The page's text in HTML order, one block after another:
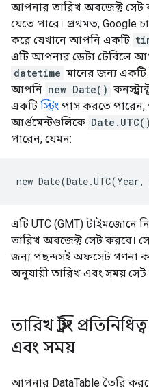
আপনার তারিখ অবজেক্ট সেট
যেতে পারে। প্রথমত, Google
করে যেখানে আপনি একটি
এটি আপনার ডেটা টেবিলে
datetime মানের জন্য একটি
আপনি new Date()
একটি স্ট্রিং পাস করতে
আর্গুমেন্টগুলিকে Date.UTC()
পারেন, যেমন:
new
এটি UTC (GMT) টাইমজোনে
তারিখ অবজেক্ট সেট করবে।
জন্য পছন্দসই অফসেট গণনা
অনুযায়ী তারিখ এবং সময় সেট
তারিখ স্ট্রিং
এবং সময়
আপনার DataTable তৈরি